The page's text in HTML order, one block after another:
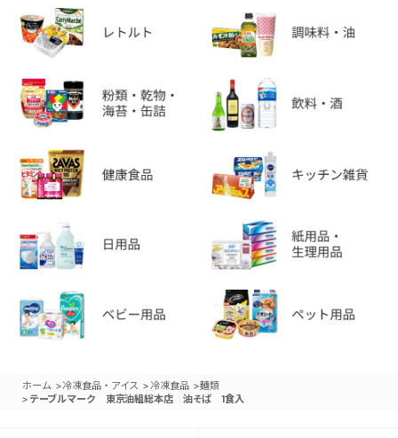
ホーム >冷凍食品・アイス > 冷凍食品 >麺類
> テーブルマーク 東京油組総本店 油そば 1食入